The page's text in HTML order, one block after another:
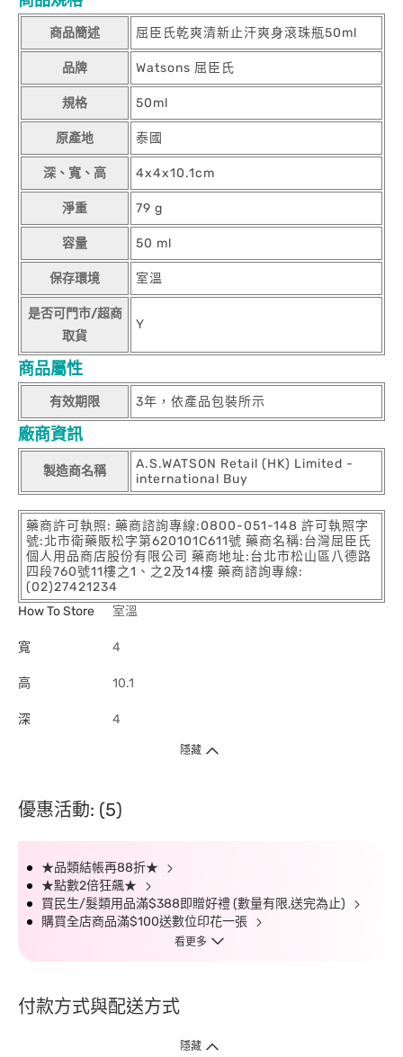
商品簡述 屈臣氏乾爽清新止汗爽身滾珠瓶50ml
品牌 Watsons 屈臣氏
規格 50ml
原產地 泰國
深、寬、高 4x4x10.1cm
淨重 79 g
容量 50 ml
保存環境 室溫
是否可門市/超商
取貨
Y
商品屬性
有效期限 3年，依產品包裝所示
廠商資訊
製造商名稱
A.S.WATSON Retail (HK) Limited -
international Buy
藥商許可執照: 藥商諮詢專線:0800-051-148 許可執照字
號:北市衛藥販松字第620101C611號 藥商名稱:台灣屈臣氏
個人用品商店股份有限公司 藥商地址:台北市松山區八德路
四段760號11樓之1、之2及14樓 藥商諮詢專線:
(02)27421234
How To Store
室溫
寬 4
高 10.1
深 4
隱藏
優惠活動: (5)
★品類結帳再88折★
★點數2倍狂飆★
買民生/髮類用品滿$388即贈好禮 (數量有限,送完為止)
購買全店商品滿$100送數位印花一張
看更多
付款方式與配送方式
隱藏